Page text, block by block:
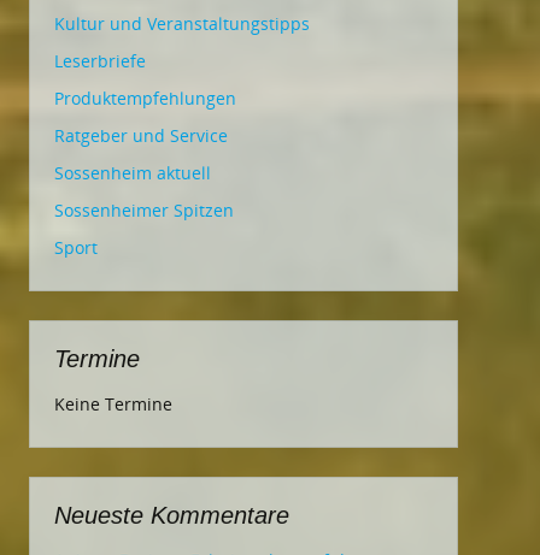
Kultur und Veranstaltungstipps
Leserbriefe
Produktempfehlungen
Ratgeber und Service
Sossenheim aktuell
Sossenheimer Spitzen
Sport
Termine
Keine Termine
Neueste Kommentare